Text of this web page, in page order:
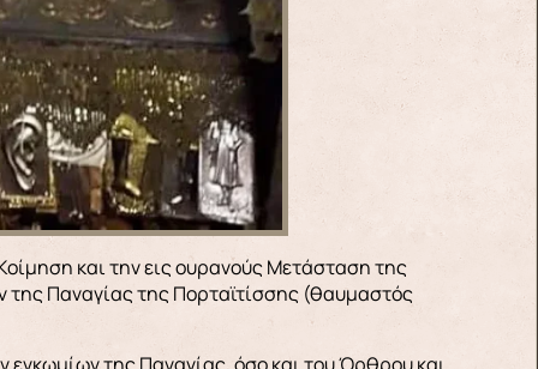
της Παναγίας της Πορταϊτίσσης (θαυμαστός